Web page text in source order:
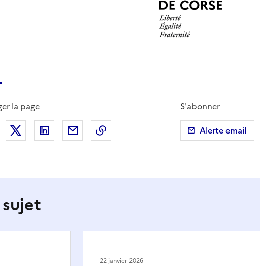
la page
Partager sur Facebook
Partager sur X (anciennement Twitter)
Partager sur LinkedIn
Partager par emailCopier dans le presse-papier
S'abonner
Alerte email
22 janvier 2026